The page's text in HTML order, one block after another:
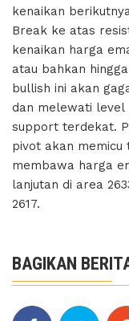
kenaikan
Break ke atas
kenaikan harga
atau bahkan
bullish ini akan
dan melewati level
support terdekat.
pivot akan
membawa harga
lanjutan di area
2617.
BAGIKAN